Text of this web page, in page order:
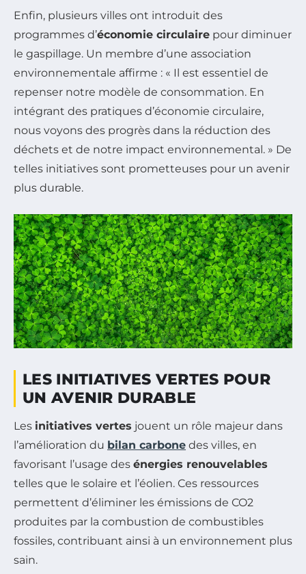
Enfin, plusieurs villes ont introduit des
programmes d’économie circulaire pour diminuer
le gaspillage. Un membre d’une association
environnementale affirme : « Il est essentiel de
repenser notre modèle de consommation. En
intégrant des pratiques d’économie circulaire,
nous voyons des progrès dans la réduction des
déchets et de notre impact environnemental. » De
telles initiatives sont prometteuses pour un avenir
plus durable.
LES INITIATIVES VERTES POUR
UN AVENIR DURABLE
Les initiatives vertes jouent un rôle majeur dans
l’amélioration du bilan carbone des villes, en
favorisant l’usage des énergies renouvelables
telles que le solaire et l’éolien. Ces ressources
permettent d’éliminer les émissions de CO2
produites par la combustion de combustibles
fossiles, contribuant ainsi à un environnement plus
sain.